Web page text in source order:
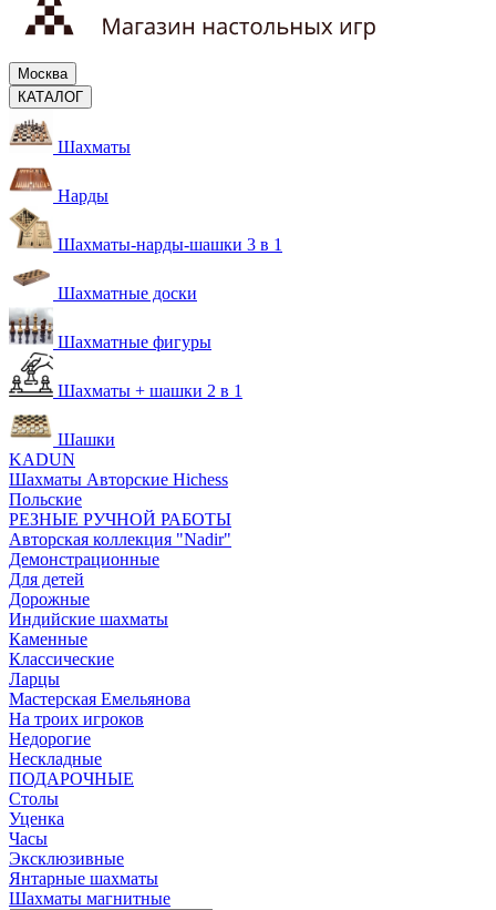
Москва
КАТАЛОГ
Шахматы
Нарды
Шахматы-нарды-шашки 3 в 1
Шахматные доски
Шахматные фигуры
Шахматы + шашки 2 в 1
Шашки
KADUN
Шахматы Авторские Hichess
Польские
РЕЗНЫЕ РУЧНОЙ РАБОТЫ
Авторская коллекция "Nadir"
Демонстрационные
Для детей
Дорожные
Индийские шахматы
Каменные
Классические
Ларцы
Мастерская Емельянова
На троих игроков
Недорогие
Нескладные
ПОДАРОЧНЫЕ
Столы
Уценка
Часы
Эксклюзивные
Янтарные шахматы
Шахматы магнитные